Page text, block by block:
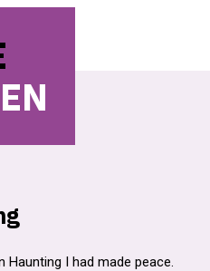
Haunting I had made peace.